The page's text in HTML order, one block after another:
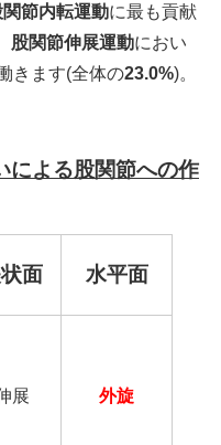
関節内転運動に最も貢献
股関節伸展運動におい
きます(全体の23.0%)。
による股関節への作
面 水平面
展 外旋